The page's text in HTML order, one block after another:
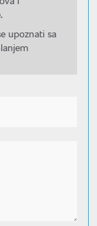
upoznati sa